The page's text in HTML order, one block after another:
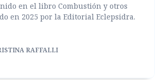
en el libro Combustión y otros
en 2025 por la Editorial Eclepsidra.
RAFFALLI